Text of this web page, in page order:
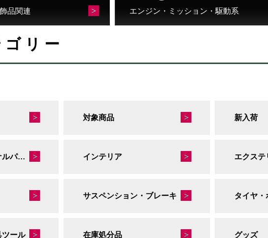
品関連 エンジン・ミッション・駆動系
リー
対象商品 新入荷
ミニデルタオリジナルパーツ インテリア エクステ
サスペンション・ブレーキ タイヤ・
ツール 在庫処分品 グッズ